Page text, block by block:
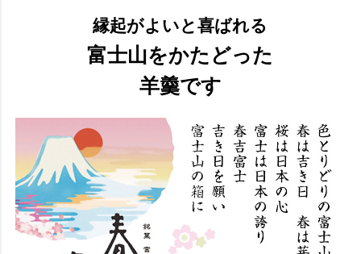
縁起がよいと喜ばれる
富士山をかたどった
羊羹です